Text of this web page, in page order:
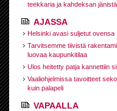
teekkaria ja kahdeksan jänistä
AJASSA
Helsinki avasi suljetut ovensa
Tarvitsemme tiivistä
luovaa kaupunkitilaa
Ulos heitetty patja kannettiin
Vaaliohjelmissa tavoitteet
kuin palapeli
VAPAALLA